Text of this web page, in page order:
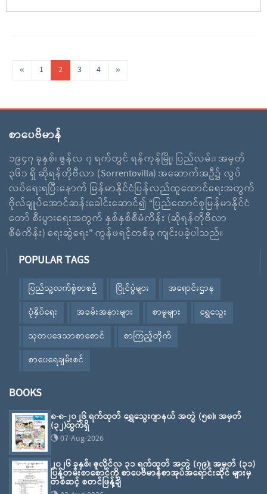
« 1 2 3 4 »
စာပေဗိမာန်
၁၉၄၇ ခုနှစ်၊ ဇွန်လ ၇ ရက်တွင် ရန်ကုန်မြို့၊ ပြည်လမ်း၊ အမှတ်
၃၆၁ ရှိ ဆိုရန်တိုဗီလာ (Sorrentovilla) အဆောက်အဦ၌ လွပ်
လပ်ရေးရပြီးနောက် မြန်မာနိုင်ငံပြန်လည်ထူထောင်ရေးအတွက်
ဗိုလ်ချူပ်အောင်ဆန်းခေါင်းဆောင်၍ “ပြည်ထောင်စုမြန်မာနိုင်ငံ
တော် စီးပွားရေးအတွက် နှစ်နှစ်စီမံကိန်း (ဆိုရန်တိုဗီလာ
စီမံကိန်း) ရေးဆွဲရေး” ကွန်ဖရင့်တစ်ခု ကျင်းပခဲ့ပါသည်။
POPULAR TAGS
ပြည်သူ့လက်စွဲစာစဉ် ပြိုင်ပွဲများ
အရောင်းဌာန
ပုံနှိပ်ရေး
အခမ်းအနားများ စာမူများ
ရွှေသွေး
သုတပဒေသာစာစောင်
စာကြည့်တိုက်
စာပေရေချမ်းစင်
BOOKS
၈-၈-၂၀၂၆ ရက်ထုတ် ရွှေသွေးဂျာနယ် အတွဲ (၅၈)၊ အမှတ်
(၃၂)ထွက်ရှိ
07-Aug-2026
၂၀၂၆ ခုနှစ်၊ ဇူလိုင်လ ၃၁ ရက်ထုတ် အတွဲ (၇၉)၊ အမှတ် (၃၁)
ပြန်တမ်းစာစောင်ကို စာပေဗိမာန်စာအုပ်အရောင်းဆိုင် များမှ
တစ်ဆင့် စတင်ဖြန့်ချိ